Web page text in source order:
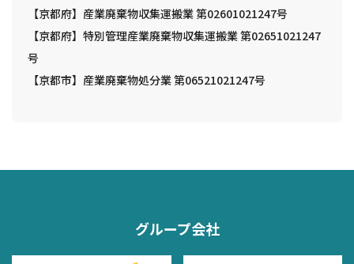
【京都府】産業廃棄物収集運搬業 第02601021247号
【京都府】特別管理産業廃棄物収集運搬業 第02651021247
号
【京都市】産業廃棄物処分業 第06521021247号
グループ会社